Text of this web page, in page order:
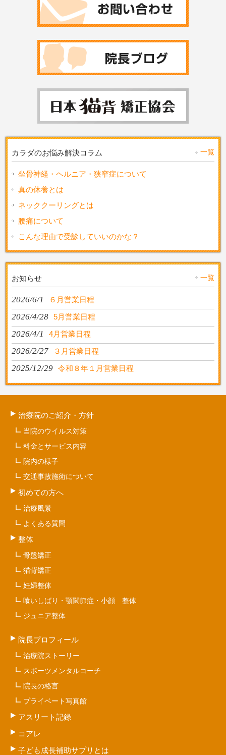
カラダのお悩み解決コラム 一覧
坐骨神経・ヘルニア・狭窄症について
真の休養とは
ネッククーリングとは
腰痛について
こんな理由で受診していいのかな？
お知らせ 一覧
2026/6/1 ６月営業日程
2026/4/28 5月営業日程
2026/4/1 4月営業日程
2026/2/27 ３月営業日程
2025/12/29 令和８年１月営業日程
治療院のご紹介・方針
当院のウイルス対策
料金とサービス内容
院内の様子
交通事故施術について
初めての方へ
治療風景
よくある質問
整体
骨盤矯正
猫背矯正
妊婦整体
喰いしばり・顎関節症・小顔 整体
ジュニア整体
院長プロフィール
治療院ストーリー
スポーツメンタルコーチ
院長の格言
プライベート写真館
アスリート記録
コアレ
子ども成長補助サプリとは